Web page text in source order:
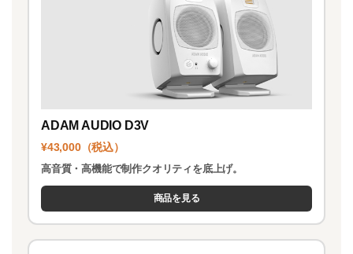
ADAM AUDIO D3V
¥43,000（税込）
高音質・高機能で制作クオリティを底上げ。
商品を見る